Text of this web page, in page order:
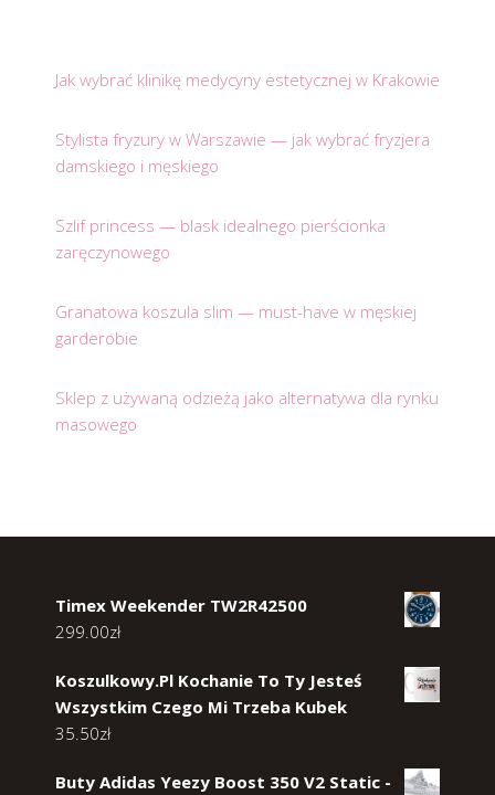
Jak wybrać klinikę medycyny estetycznej w Krakowie
Stylista fryzury w Warszawie — jak wybrać fryzjera
damskiego i męskiego
Szlif princess — blask idealnego pierścionka
zaręczynowego
Granatowa koszula slim — must-have w męskiej
garderobie
Sklep z używaną odzieżą jako alternatywa dla rynku
masowego
Timex Weekender TW2R42500
299.00zł
Koszulkowy.Pl Kochanie To Ty Jesteś
Wszystkim Czego Mi Trzeba Kubek
35.50zł
Buty Adidas Yeezy Boost 350 V2 Static -